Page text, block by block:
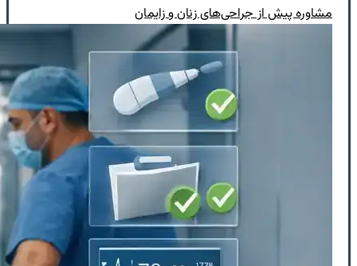
مشاوره پیش از جراحی‌های زنان و زایمان